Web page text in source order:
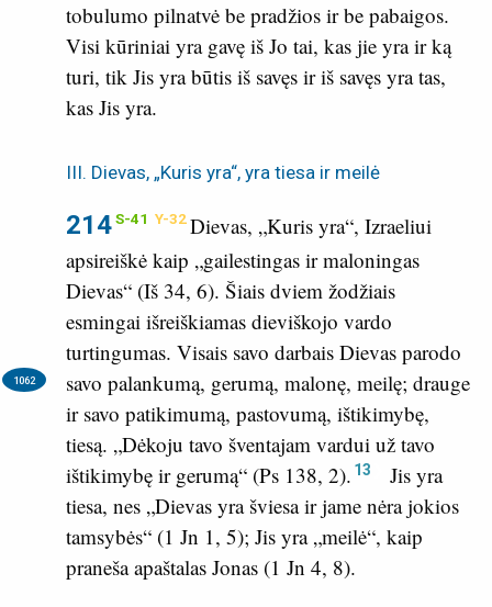
tobulumo pilnatvė be pradžios ir be pabaigos.
Visi kūriniai yra gavę iš Jo tai, kas jie yra ir ką
turi, tik Jis yra būtis iš savęs ir iš savęs yra tas,
kas Jis yra.
III. Dievas, „Kuris yra“, yra tiesa ir meilė
214S-41 Y-32Dievas, „Kuris yra“, Izraeliui
apsireiškė kaip „gailestingas ir maloningas
Dievas“ (Iš 34, 6). Šiais dviem žodžiais
esmingai išreiškiamas dieviškojo vardo
turtingumas. Visais savo darbais Dievas parodo
savo palankumą, gerumą, malonę, meilę;
1062
drauge
ir savo patikimumą, pastovumą, ištikimybę,
tiesą. „Dėkoju tavo šventajam vardui už tavo
ištikimybę ir gerumą“ (Ps 138, 2). 13
Jis yra
tiesa, nes „Dievas yra šviesa ir jame nėra jokios
tamsybės“ (1 Jn 1, 5); Jis yra „meilė“, kaip
praneša apaštalas Jonas (1 Jn 4, 8).